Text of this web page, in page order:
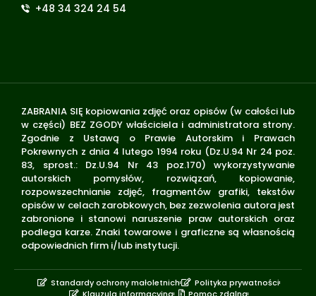
+48 34 324 24 54
ZABRANIA SIĘ kopiowania zdjęć oraz opisów (w całości lub
w części) BEZ ZGODY właściciela i administratora strony.
Zgodnie z Ustawą o Prawie Autorskim i Prawach
Pokrewnych z dnia 4 lutego 1994 roku (Dz.U.94 Nr 24 poz.
83, sprost.: Dz.U.94 Nr 43 poz.170) wykorzystywanie
autorskich pomysłów, rozwiązań, kopiowanie,
rozpowszechnianie zdjęć, fragmentów grafiki, tekstów
opisów w celach zarobkowych, bez zezwolenia autora jest
zabronione i stanowi naruszenie praw autorskich oraz
podlega karze. Znaki towarowe i graficzne są własnością
odpowiednich firm i/lub instytucji.
Standardy ochrony małoletnich
Polityka prywatności